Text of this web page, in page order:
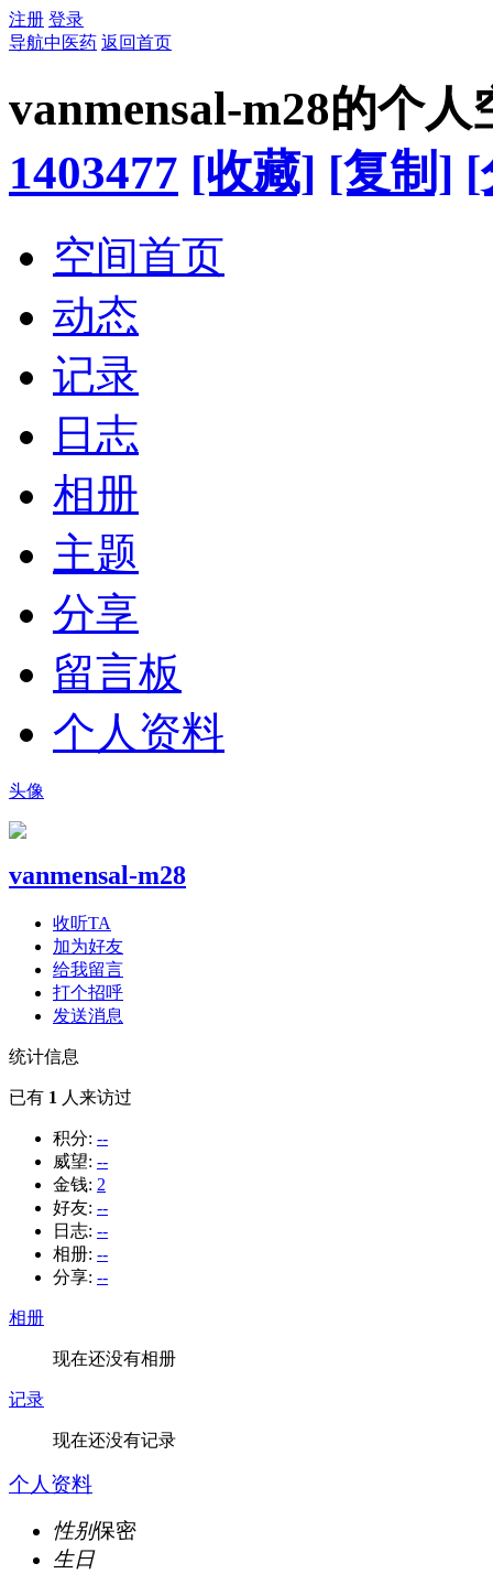
注册 登录
导航中医药 返回首页
vanmensal-m28的个人
1403477 [收藏] [复制] [
空间首页
动态
记录
日志
相册
主题
分享
留言板
个人资料
头像
vanmensal-m28
收听TA
加为好友
给我留言
打个招呼
发送消息
统计信息
已有 1 人来访过
积分: --
威望: --
金钱: 2
好友: --
日志: --
相册: --
分享: --
相册
现在还没有相册
记录
现在还没有记录
个人资料
性别保密
生日